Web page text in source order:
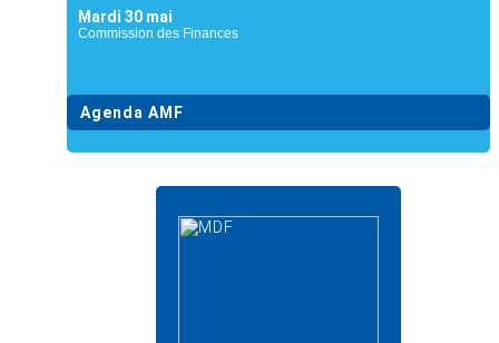
Mardi 30 mai
Commission des Finances
Agenda AMF